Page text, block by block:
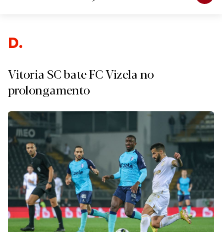
D.
Vitoria SC bate FC Vizela no
prolongamento